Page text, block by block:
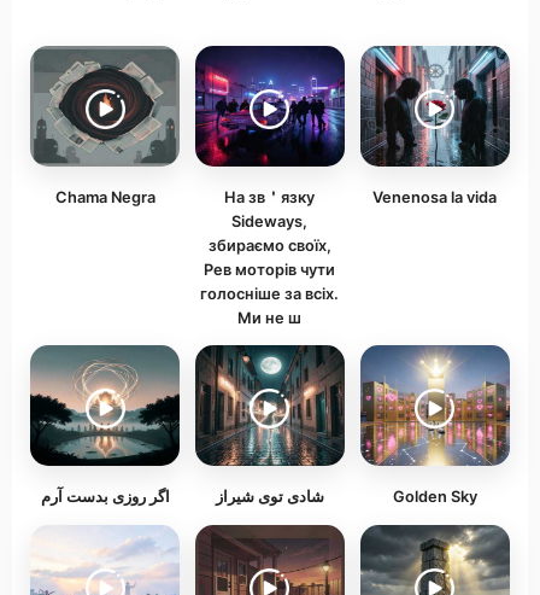
Chama Negra
На зв＇язку
Sideways,
збираємо своїх,
Рев моторів чути
голосніше за всіх.
Ми не ш
Venenosa la vida
اگر روزی بدست آرم شادی توی شیراز Golden Sky